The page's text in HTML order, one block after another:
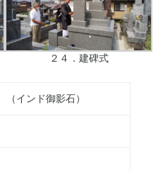
２４．建碑式
インド御影石）